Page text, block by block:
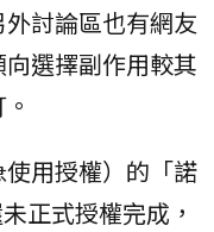
討論區也有網友
選擇副作用較其
用授權）的「諾
正式授權完成，